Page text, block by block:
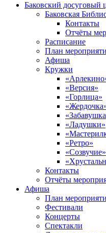
Баковский досуговый
Баковская
Контакты
Отчёты
Расписание
План
Афиша
Кружки
«Версия»
«Горлица»
«Ладушки»
«Ретро»
«Созвучие»
Контакты
Отчёты
Афиша
План
Фестивали
Концерты
Спектакли